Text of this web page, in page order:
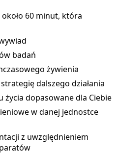
60 minut, która
badań
żywienia
dalszego działania
życia dopasowane dla Ciebie
w danej jednostce
z uwzględnieniem